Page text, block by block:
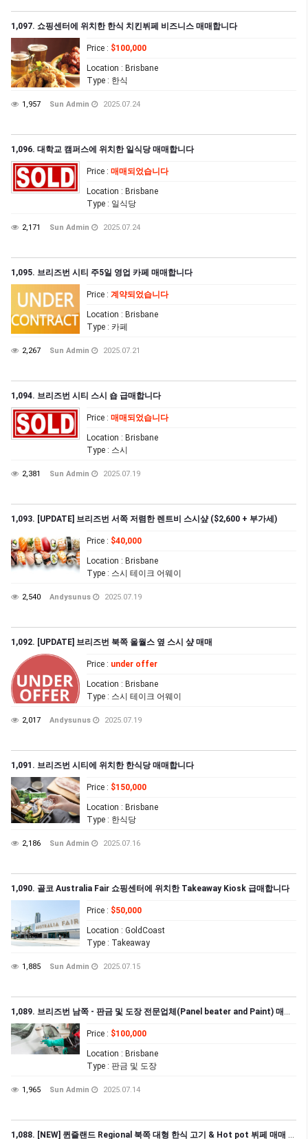
1,097. 쇼핑센터에 위치한 한식 치킨뷔페 비즈니스 매매합니다
Price : $100,000
Location : Brisbane
Type : 한식
1,957 Sun Admin 2025.07.24
1,096. 대학교 캠퍼스에 위치한 일식당 매매합니다
Price : 매매되었습니다
Location : Brisbane
Type : 일식당
2,171 Sun Admin 2025.07.24
1,095. 브리즈번 시티 주5일 영업 카페 매매합니다
Price : 계약되었습니다
Location : Brisbane
Type : 카페
2,267 Sun Admin 2025.07.21
1,094. 브리즈번 시티 스시 숍 급매합니다
Price : 매매되었습니다
Location : Brisbane
Type : 스시
2,381 Sun Admin 2025.07.19
1,093. [UPDATE] 브리즈번 서쪽 저렴한 렌트비 스시샾 ($2,600 + 부가세)
Price : $40,000
Location : Brisbane
Type : 스시 테이크 어웨이
2,540 Andysunus 2025.07.19
1,092. [UPDATE] 브리즈번 북쪽 울월스 옆 스시 샾 매매
Price : under offer
Location : Brisbane
Type : 스시 테이크 어웨이
2,017 Andysunus 2025.07.19
1,091. 브리즈번 시티에 위치한 한식당 매매합니다
Price : $150,000
Location : Brisbane
Type : 한식당
2,186 Sun Admin 2025.07.16
1,090. 골코 Australia Fair 쇼핑센터에 위치한 Takeaway Kiosk 급매합니다
Price : $50,000
Location : GoldCoast
Type : Takeaway
1,885 Sun Admin 2025.07.15
1,089. 브리즈번 남쪽 - 판금 및 도장 전문업체(Panel beater and Paint) 매매합니다
Price : $100,000
Location : Brisbane
Type : 판금 및 도장
1,965 Sun Admin 2025.07.14
1,088. [NEW] 퀸즐랜드 Regional 북쪽 대형 한식 고기 & Hot pot 뷔페 매매 (RSMS)